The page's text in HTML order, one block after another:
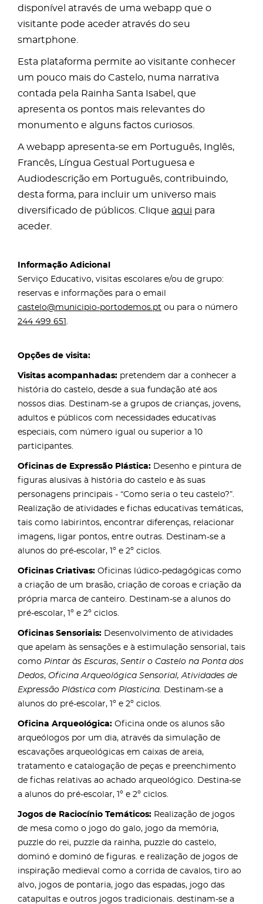
disponível através de uma webapp que o
visitante pode aceder através do seu
smartphone.
Esta plataforma permite ao visitante conhecer
um pouco mais do Castelo, numa narrativa
contada pela Rainha Santa Isabel, que
apresenta os pontos mais relevantes do
monumento e alguns factos curiosos.
A webapp apresenta-se em Português, Inglês,
Francês, Língua Gestual Portuguesa e
Audiodescrição em Português, contribuindo,
desta forma, para incluir um universo mais
diversificado de públicos. Clique aqui para
aceder.
Informação Adicional
Serviço Educativo, visitas escolares e/ou de grupo:
reservas e informações para o email
castelo@municipio-portodemos.pt ou para o número
244 499 651.
Opções de visita:
Visitas acompanhadas: pretendem dar a conhecer a
história do castelo, desde a sua fundação até aos
nossos dias. Destinam-se a grupos de crianças, jovens,
adultos e públicos com necessidades educativas
especiais, com número igual ou superior a 10
participantes.
Oficinas de Expressão Plástica: Desenho e pintura de
figuras alusivas à história do castelo e às suas
personagens principais - “Como seria o teu castelo?”.
Realização de atividades e fichas educativas temáticas,
tais como labirintos, encontrar diferenças, relacionar
imagens, ligar pontos, entre outras. Destinam-se a
alunos do pré-escolar, 1º e 2º ciclos.
Oficinas Criativas: Oficinas lúdico-pedagógicas como
a criação de um brasão, criação de coroas e criação da
própria marca de canteiro. Destinam-se a alunos do
pré-escolar, 1º e 2º ciclos.
Oficinas Sensoriais: Desenvolvimento de atividades
que apelam às sensações e à estimulação sensorial, tais
como Pintar às Escuras, Sentir o Castelo na Ponta dos
Dedos, Oficina Arqueológica Sensorial, Atividades de
Expressão Plástica com Plasticina. Destinam-se a
alunos do pré-escolar, 1º e 2º ciclos.
Oficina Arqueológica: Oficina onde os alunos são
arqueólogos por um dia, através da simulação de
escavações arqueológicas em caixas de areia,
tratamento e catalogação de peças e preenchimento
de fichas relativas ao achado arqueológico. Destina-se
a alunos do pré-escolar, 1º e 2º ciclos.
Jogos de Raciocínio Temáticos: Realização de jogos
de mesa como o jogo do galo, jogo da memória,
puzzle do rei, puzzle da rainha, puzzle do castelo,
dominó e dominó de figuras. e realização de jogos de
inspiração medieval como a corrida de cavalos, tiro ao
alvo, jogos de pontaria, jogo das espadas, jogo das
catapultas e outros jogos tradicionais. destinam-se a